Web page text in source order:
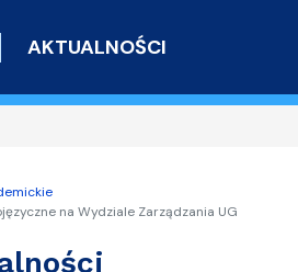
do
AKTUALNOŚCI
na Wydziale Zarządzania UG